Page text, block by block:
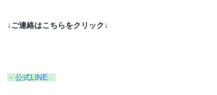
↓ ご連絡はこちらをクリック ↓
・ 公式LINE